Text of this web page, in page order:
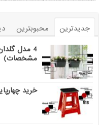
جدیدترین محبوبترین
4 مدل
مشخصات)
خرید چهارپایه